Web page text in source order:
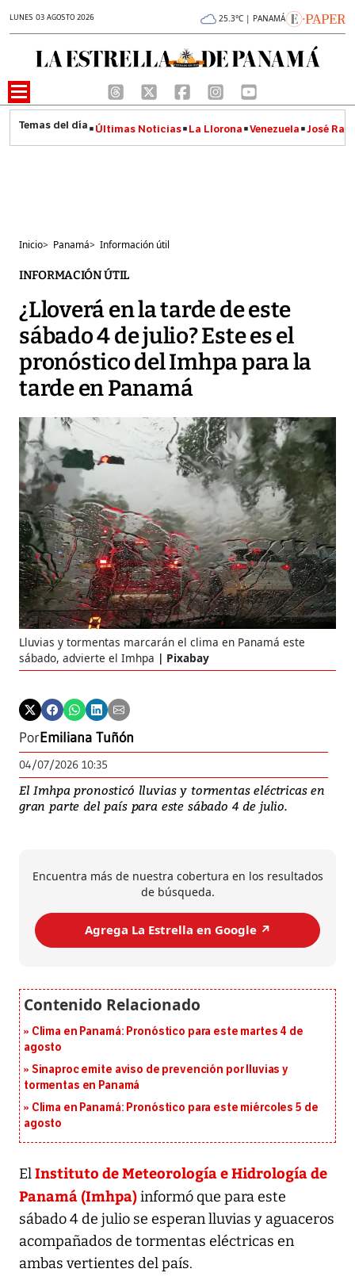
LUNES 03 AGOSTO 2026 25.3°C | PANAMÁ
Últimas Noticias La Llorona Venezuela José
Inicio> Panamá> Información útil
INFORMACIÓN ÚTIL
¿Lloverá en la tarde de este
sábado 4 de julio? Este es el
pronóstico del Imhpa para la
tarde en Panamá
Lluvias y tormentas marcarán el clima en Panamá este
sábado, advierte el Imhpa
Pixabay
PorEmiliana Tuñón
04/07/2026 10:35
El Imhpa pronosticó lluvias y tormentas eléctricas en
gran parte del país para este sábado 4 de julio.
Encuentra más de nuestra cobertura en los resultados
de búsqueda.
Agrega La Estrella en Google ↗️
Clima en Panamá: Pronóstico para este martes 4 de
agosto
Sinaproc emite aviso de prevención por lluvias y
tormentas en Panamá
Clima en Panamá: Pronóstico para este miércoles 5 de
agosto
ElInstituto de Meteorología e Hidrología de
Panamá (Imhpa)informó que para este
sábado 4 de julio se esperan lluvias y aguaceros
acompañados de tormentas eléctricas en
ambas vertientes del país.